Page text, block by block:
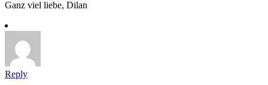
Ganz viel liebe, Dilan
Reply